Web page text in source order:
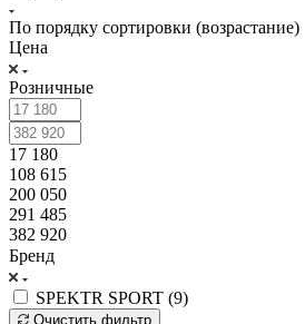
По порядку сортировки (возрастание)
Цена
Розничные
17 180
108 615
200 050
291 485
382 920
Бренд
SPEKTR SPORT (9)
Очистить фильтр